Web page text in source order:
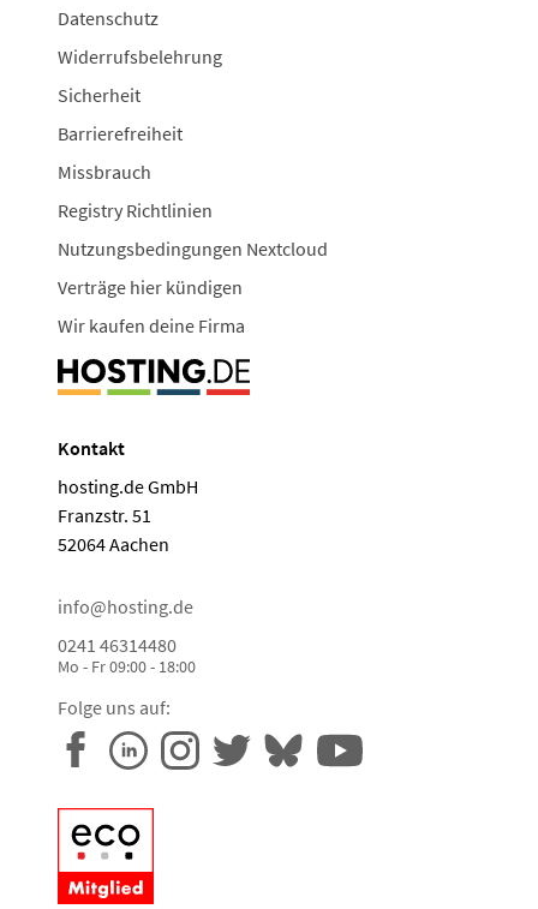
Datenschutz
Widerrufsbelehrung
Sicherheit
Barrierefreiheit
Missbrauch
Registry Richtlinien
Nutzungsbedingungen Nextcloud
Verträge hier kündigen
Wir kaufen deine Firma
Kontakt
hosting.de GmbH
Franzstr. 51
52064 Aachen
info@hosting.de
0241 46314480
Mo - Fr 09:00 - 18:00
Folge uns auf: